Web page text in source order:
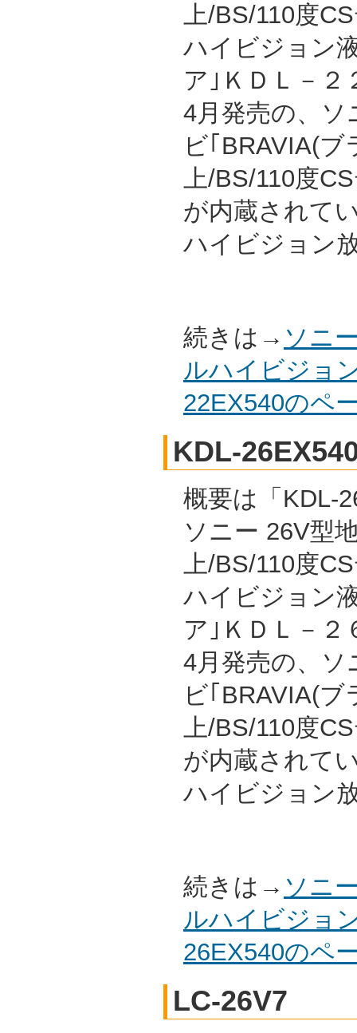
上/BS/110度
ハイビジョン
ア｣ＫＤＬ－２
4月発売の、ソ
ビ｢BRAVIA(
上/BS/110度
が内蔵されて
ハイビジョン
続きは→ ソニ
ルハイビジョ
22EX540のペ
KDL-
概要は「KDL-
ソニー 26V型
上/BS/110度
ハイビジョン
ア｣ＫＤＬ－２
4月発売の、ソ
ビ｢BRAVIA(
上/BS/110度
が内蔵されて
ハイビジョン
続きは→ ソニ
ルハイビジョ
26EX540のペ
LC-26V7